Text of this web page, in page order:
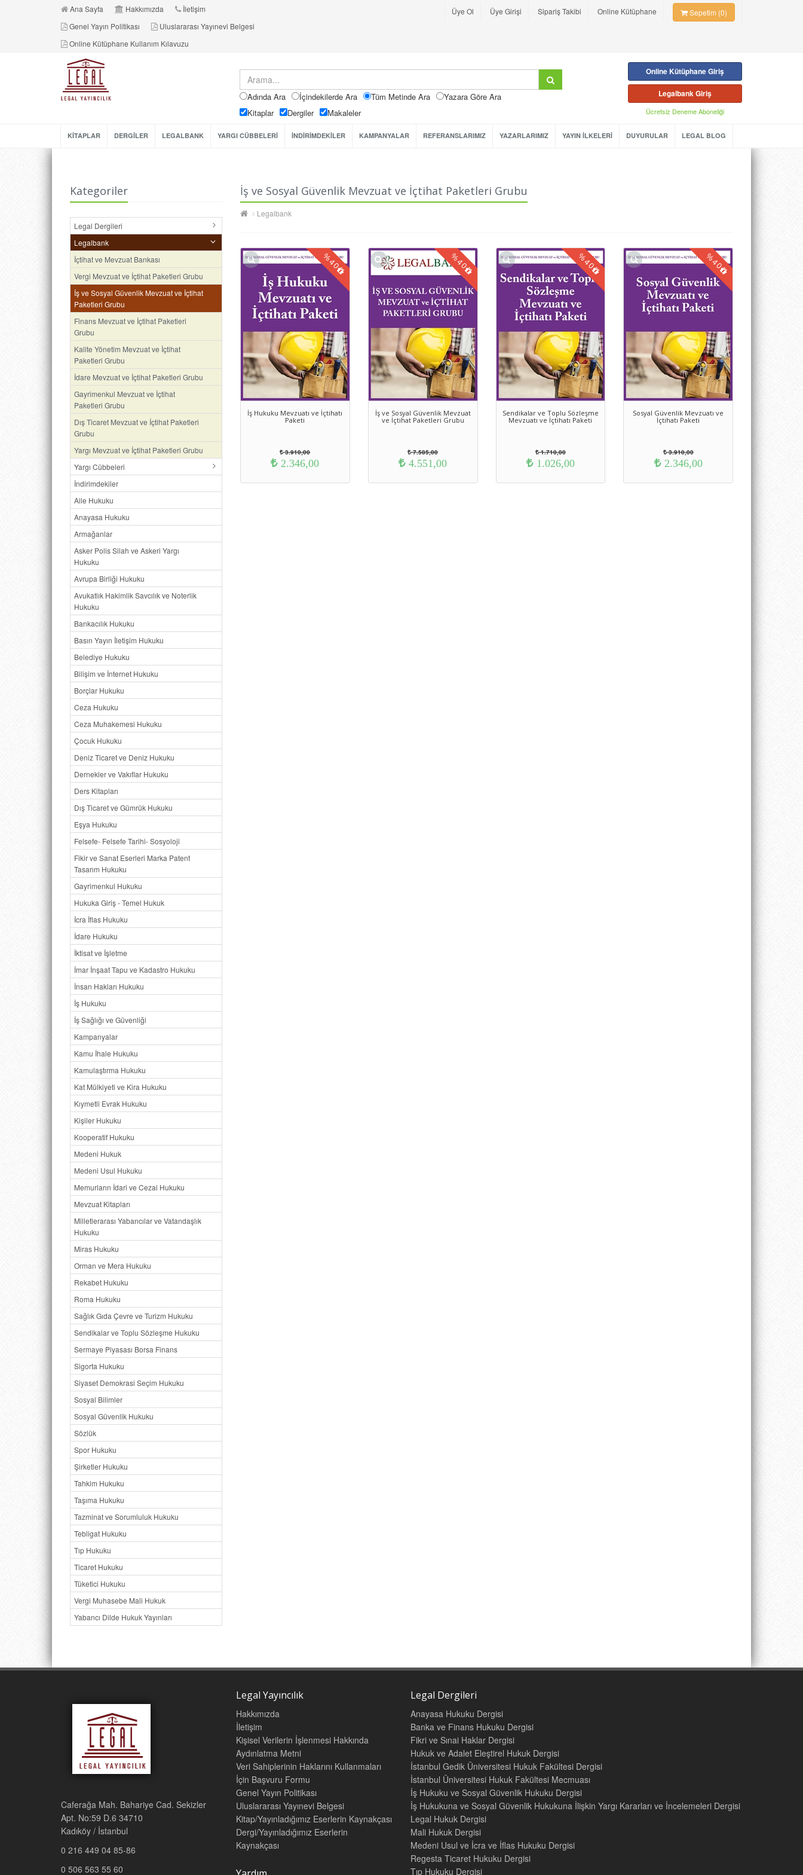
Ana Sayfa Hakkımızda
İletişim
Genel Yayın Politikası
Uluslararası Yayınevi Belgesi
Online Kütüphane Kullanım Kılavuzu
Üye Ol Üye Girişi Sipariş Takibi Online Kütüphane Sepetim (0)
Adında Ara İçindekilerde Ara Tüm Metinde Ara
Yazara Göre Ara
Kitaplar
Dergiler Makaleler
Online Kütüphane Giriş
Legalbank Giriş
Ücretsiz Deneme Aboneliği
KİTAPLAR DERGİLER LEGALBANK YARGI CÜBBELERİ İNDİRİMDEKİLER KAMPANYALAR REFERANSLARIMIZ YAZARLARIMIZ YAYIN İLKELERİ DUYURULAR LEGAL BLOG
Kategoriler
Legal Dergileri
Legalbank
İçtihat ve Mevzuat Bankası
Vergi Mevzuat ve İçtihat Paketleri Grubu
İş ve Sosyal Güvenlik Mevzuat ve İçtihat
Paketleri Grubu
Finans Mevzuat ve İçtihat Paketleri
Grubu
Kalite Yönetim Mevzuat ve İçtihat
Paketleri Grubu
İdare Mevzuat ve İçtihat Paketleri Grubu
Gayrimenkul Mevzuat ve İçtihat
Paketleri Grubu
Dış Ticaret Mevzuat ve İçtihat Paketleri
Grubu
Yargı Mevzuat ve İçtihat Paketleri Grubu
Yargı Cübbeleri
İndirimdekiler
Aile Hukuku
Anayasa Hukuku
Armağanlar
Asker Polis Silah ve Askeri Yargı
Hukuku
Avrupa Birliği Hukuku
Avukatlık Hakimlik Savcılık ve Noterlik
Hukuku
Bankacılık Hukuku
Basın Yayın İletişim Hukuku
Belediye Hukuku
Bilişim ve İnternet Hukuku
Borçlar Hukuku
Ceza Hukuku
Ceza Muhakemesi Hukuku
Çocuk Hukuku
Deniz Ticaret ve Deniz Hukuku
Dernekler ve Vakıflar Hukuku
Ders Kitapları
Dış Ticaret ve Gümrük Hukuku
Eşya Hukuku
Felsefe- Felsefe Tarihi- Sosyoloji
Fikir ve Sanat Eserleri Marka Patent
Tasarım Hukuku
Gayrimenkul Hukuku
Hukuka Giriş - Temel Hukuk
İcra İflas Hukuku
İdare Hukuku
İktisat ve İşletme
İmar İnşaat Tapu ve Kadastro Hukuku
İnsan Hakları Hukuku
İş Hukuku
İş Sağlığı ve Güvenliği
Kampanyalar
Kamu İhale Hukuku
Kamulaştırma Hukuku
Kat Mülkiyeti ve Kira Hukuku
Kıymetli Evrak Hukuku
Kişiler Hukuku
Kooperatif Hukuku
Medeni Hukuk
Medeni Usul Hukuku
Memurların İdari ve Cezai Hukuku
Mevzuat Kitapları
Milletlerarası Yabancılar ve Vatandaşlık
Hukuku
Miras Hukuku
Orman ve Mera Hukuku
Rekabet Hukuku
Roma Hukuku
Sağlık Gıda Çevre ve Turizm Hukuku
Sendikalar ve Toplu Sözleşme Hukuku
Sermaye Piyasası Borsa Finans
Sigorta Hukuku
Siyaset Demokrasi Seçim Hukuku
Sosyal Bilimler
Sosyal Güvenlik Hukuku
Sözlük
Spor Hukuku
Şirketler Hukuku
Tahkim Hukuku
Taşıma Hukuku
Tazminat ve Sorumluluk Hukuku
Tebligat Hukuku
Tıp Hukuku
Ticaret Hukuku
Tüketici Hukuku
Vergi Muhasebe Mali Hukuk
Yabancı Dilde Hukuk Yayınları
İş ve Sosyal Güvenlik Mevzuat ve İçtihat Paketleri Grubu
Legalbank
İş Hukuku Mevzuatı ve İçtihatı
Paketi
%40
3.910,00
2.346,00
İş ve Sosyal Güvenlik Mevzuat
ve İçtihat Paketleri Grubu
%40
7.585,00
4.551,00
Sendikalar ve Toplu Sözleşme
Mevzuatı ve İçtihatı Paketi
%40
1.710,00
1.026,00
Sosyal Güvenlik Mevzuatı ve
İçtihatı Paketi
%40
3.910,00
2.346,00
Caferağa Mah. Bahariye Cad. Sekizler
Apt. No:59 D.6 34710
Kadıköy / İstanbul
0 216 449 04 85-86
0 506 563 55 60
Legal Yayıncılık
Hakkımızda
İletişim
Kişisel Verilerin İşlenmesi Hakkında
Aydınlatma Metni
Veri Sahiplerinin Haklarını Kullanmaları
İçin Başvuru Formu
Genel Yayın Politikası
Uluslararası Yayınevi Belgesi
Kitap/Yayınladığımız Eserlerin Kaynakçası
Dergi/Yayınladığımız Eserlerin
Kaynakçası
Legal Dergileri
Anayasa Hukuku Dergisi
Banka ve Finans Hukuku Dergisi
Fikri ve Sınai Haklar Dergisi
Hukuk ve Adalet Eleştirel Hukuk Dergisi
İstanbul Gedik Üniversitesi Hukuk Fakültesi Dergisi
İstanbul Üniversitesi Hukuk Fakültesi Mecmuası
İş Hukuku ve Sosyal Güvenlik Hukuku Dergisi
İş Hukukuna ve Sosyal Güvenlik Hukukuna İlişkin Yargı Kararları ve İncelemeleri Dergisi
Legal Hukuk Dergisi
Mali Hukuk Dergisi
Medeni Usul ve İcra ve İflas Hukuku Dergisi
Regesta Ticaret Hukuku Dergisi
Tıp Hukuku Dergisi